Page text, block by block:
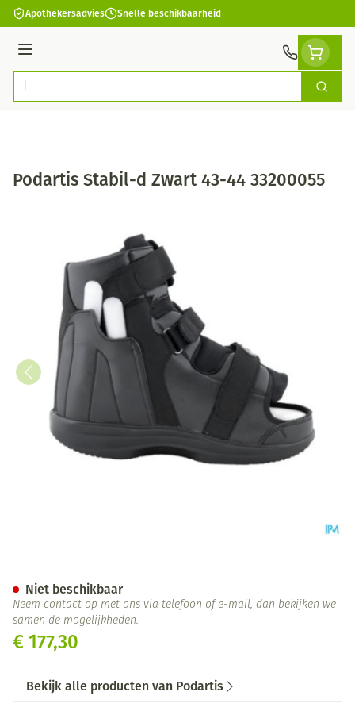
Ga naar de inhoud
Apothekersadvies Snelle beschikbaarheid
Menu
Product, merk, categorie... Zoek
Podartis Stabil-d Zwart 43-44 33200055
€ 177,30
Niet beschikbaar
Neem contact op met ons via telefoon of e-mail, dan bekijken we
samen de mogelijkheden.
Bekijk alle producten van Podartis